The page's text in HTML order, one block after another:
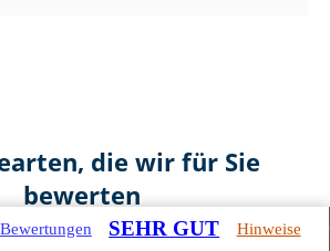
die wir für Sie
bewerten
SEHR GUT Hinweise